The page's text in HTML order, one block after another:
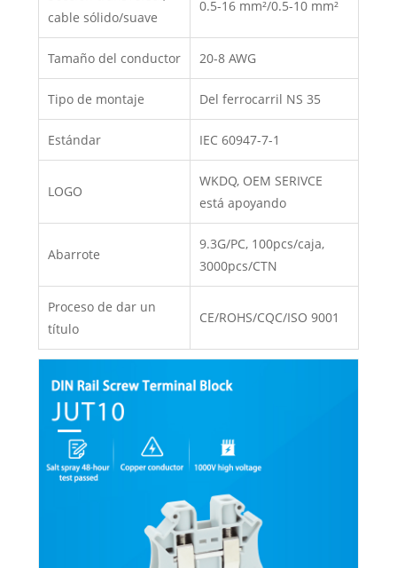
cable sólido/suave
0.5-16 mm²/0.5-10 mm²
Tamaño del conductor 20-8 AWG
Tipo de montaje Del ferrocarril NS 35
Estándar IEC 60947-7-1
LOGO
WKDQ, OEM SERIVCE
está apoyando
Abarrote
9.3G/PC, 100pcs/caja,
3000pcs/CTN
Proceso de dar un
título
CE/ROHS/CQC/ISO 9001